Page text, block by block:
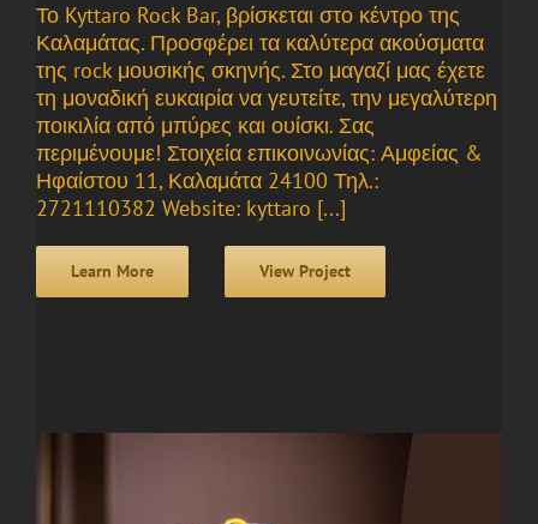
Το Kyttaro Rock Bar, βρίσκεται στο κέντρο της
Καλαμάτας. Προσφέρει τα καλύτερα ακούσματα
της rock μουσικής σκηνής. Στο μαγαζί μας έχετε
τη μοναδική ευκαιρία να γευτείτε, την μεγαλύτερη
ποικιλία από μπύρες και ουίσκι. Σας
περιμένουμε! Στοιχεία επικοινωνίας: Αμφείας &
Ηφαίστου 11, Καλαμάτα 24100 Τηλ.:
2721110382 Website: kyttaro [...]
Learn More View Project